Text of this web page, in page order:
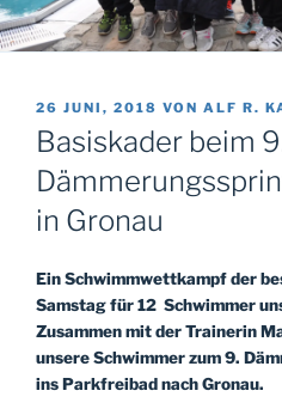
VERÖFFENTLICHT
AM
26 JUNI, 2018 VON ALF R.
Basiskader beim
in Gronau
Ein Schwimmwettkampf der
Samstag für 12 Schwimmer
Zusammen mit der Trainerin
unsere Schwimmer zum 9.
ins Parkfreibad nach Gronau.